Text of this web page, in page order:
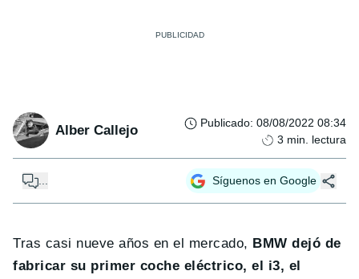
Alber Callejo Publicado: 08/08/2022 08:34
3 min. lectura
... Síguenos en Google
Tras casi nueve años en el mercado, BMW dejó de
fabricar su primer coche eléctrico, el i3, el